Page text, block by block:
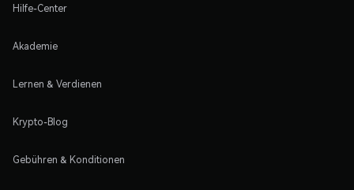
Hilfe-Center
Akademie
Lernen & Verdienen
Krypto-Blog
Gebühren & Konditionen